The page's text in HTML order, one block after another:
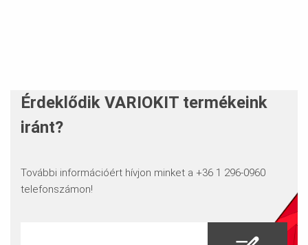
Érdeklődik VARIOKIT termékeink
iránt?
További információért hívjon minket a +36 1 296-0960
telefonszámon!